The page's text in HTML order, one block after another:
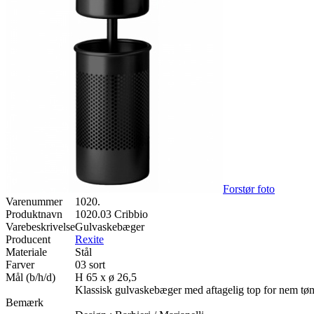
Forstør foto
Varenummer
1020.
Produktnavn
1020.03 Cribbio
VarebeskrivelseGulvaskebæger
Producent
Rexite
Materiale
Stål
Farver
03 sort
Mål (b/h/d)
H 65 x ø 26,5
Bemærk
Klassisk gulvaskebæger med aftagelig top for nem